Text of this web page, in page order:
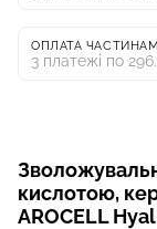
ОПЛАТА
3 платежі по
кислотою,
AROCELL